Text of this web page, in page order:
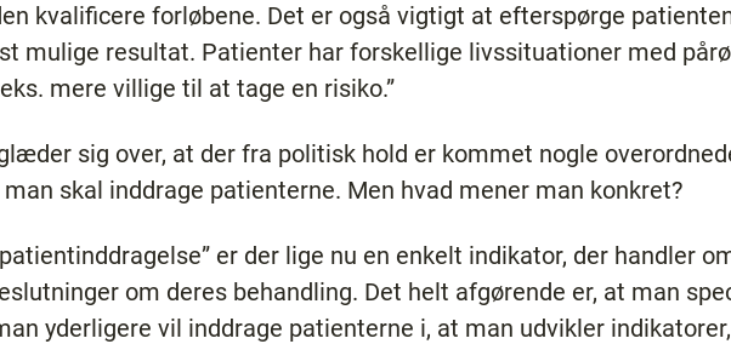
kvalificere forløbene. Det er også vigtigt at efterspørge
mulige resultat. Patienter har forskellige livssituationer med
mere villige til at tage en risiko.”
sig over, at der fra politisk hold er kommet nogle
skal inddrage patienterne. Men hvad mener man konkret?
er der lige nu en enkelt indikator, der handler
om deres behandling. Det helt afgørende er, at man
yderligere vil inddrage patienterne i, at man udvikler